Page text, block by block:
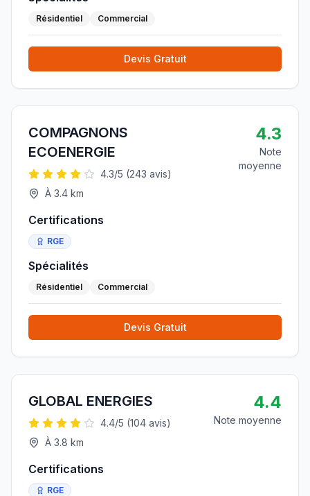
Résidentiel Commercial
Devis Gratuit
COMPAGNONS
ECOENERGIE
4.3/5 (243 avis)
À 3.4 km
4.3
Note
moyenne
Certifications
RGE
Spécialités
Résidentiel Commercial
Devis Gratuit
GLOBAL ENERGIES
4.4/5 (104 avis)
À 3.8 km
4.4
Note moyenne
Certifications
RGE